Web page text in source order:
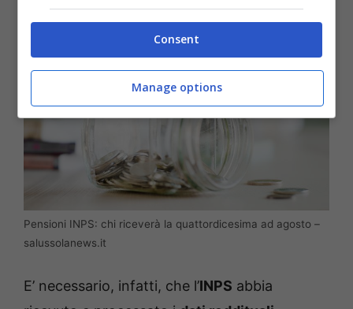
Pensioni INPS: chi riceverà la quattordicesima ad agosto –
salussolanews.it
E’ necessario, infatti, che l’INPS abbia
Consent
Manage options